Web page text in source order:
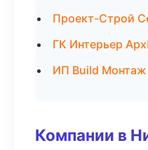
Проект-Строй
ГК Интерьер
ИП Build
Компании в